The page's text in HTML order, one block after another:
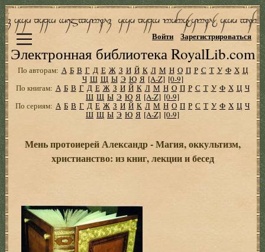
Электронная библиотека RoyalLib.com
Войти Зарегистрироваться
По авторам: А Б В Г Д Е Ж З И Й К Л М Н О П Р С Т У Ф Х Ц
Ч Ш Щ Ы Э Ю Я [A-Z] [0-9]
По книгам: А Б В Г Д Е Ж З И Й К Л М Н О П Р С Т У Ф Х Ц Ч
Ш Щ Ы Э Ю Я [A-Z] [0-9]
По сериям: А Б В Г Д Е Ж З И Й К Л М Н О П Р С Т У Ф Х Ц Ч
Ш Щ Ы Э Ю Я [A-Z] [0-9]
Мень протоиерей Александр - Магия, оккультизм,
христианство: из книг, лекции и бесед